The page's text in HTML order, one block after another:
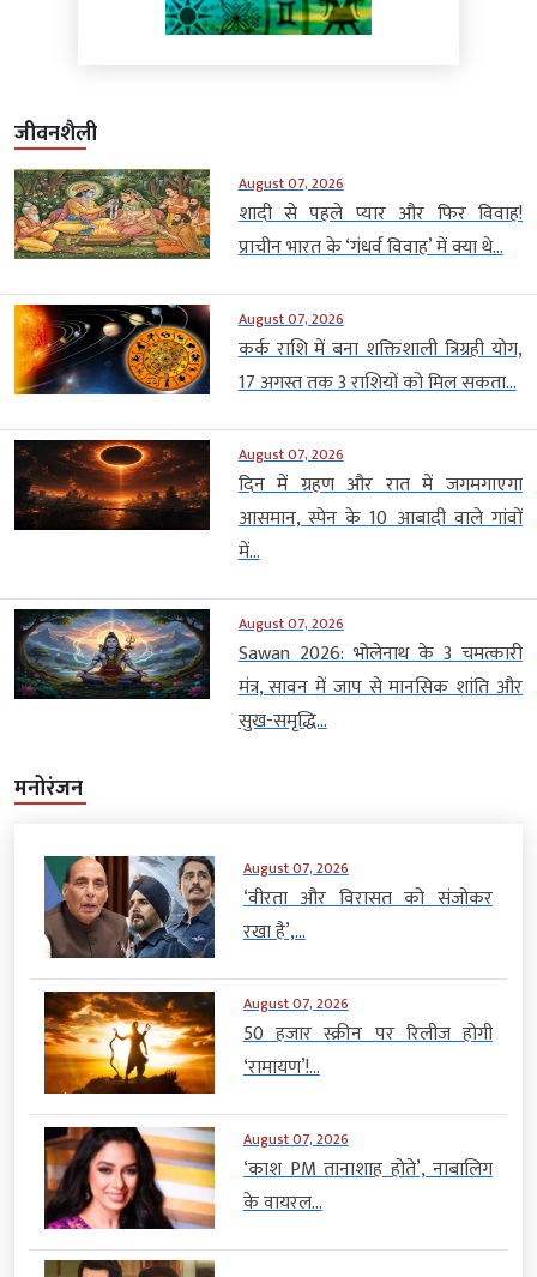
जीवनशैली
August 07, 2026
शादी से पहले प्यार और फिर विवाह!
प्राचीन भारत के ‘गंधर्व विवाह’ में क्या थे...
August 07, 2026
कर्क राशि में बना शक्तिशाली त्रिग्रही योग,
17 अगस्त तक 3 राशियों को मिल सकता...
August 07, 2026
दिन में ग्रहण और रात में जगमगाएगा
आसमान, स्पेन के 10 आबादी वाले गांवों
में...
August 07, 2026
Sawan 2026: भोलेनाथ के 3 चमत्कारी
मंत्र, सावन में जाप से मानसिक शांति और
सुख-समृद्धि...
मनोरंजन
August 07, 2026
‘वीरता और विरासत को संजोकर
रखा है’,...
August 07, 2026
50 हजार स्क्रीन पर रिलीज होगी
‘रामायण’!...
August 07, 2026
‘काश PM तानाशाह होते’, नाबालिग
के वायरल...